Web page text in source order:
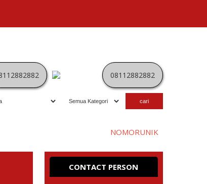
08112882882
NOMORUNIK- nomor
CONTACT PERSON